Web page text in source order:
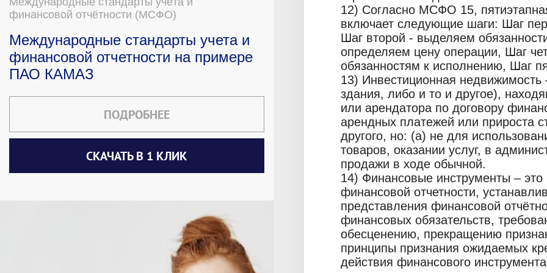
финансовой отчётности (МСФО)
Международные стандарты учета и
финансовой отчетности на примере
ПАО КАМАЗ
ПОДРОБНЕЕ
СКАЧАТЬ В 1 КЛИК
12) Согласно МСФО 15,
включает следующие шаги: Шаг
Шаг второй - выделяем
определяем цену операции, Шаг
обязанностям к исполнению, Шаг
13) Инвестиционная
здания, либо и то и другое),
или арендатора по договору
арендных платежей или прироста
другого, но: (a) не для
товаров, оказании услуг, в
продажи в ходе обычной.
14) Финансовые инструменты –
финансовой отчетности,
представления финансовой
финансовых обязательств,
обесценению, прекращению
принципы признания ожидаемых
действия финансового